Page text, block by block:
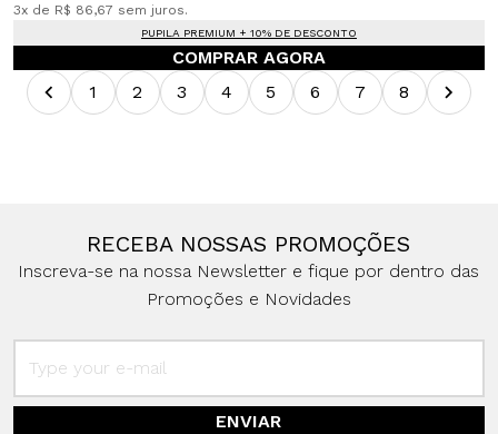
3x de R$ 86,67 sem juros.
PUPILA PREMIUM + 10% DE DESCONTO
COMPRAR AGORA
1
2 3 4 5 6 7 8
RECEBA NOSSAS PROMOÇÕES
Inscreva-se na nossa Newsletter e fique por dentro das
Promoções e Novidades
ENVIAR